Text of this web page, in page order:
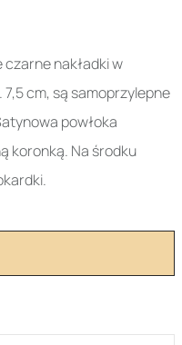
nakładki w
cm, są samoprzylepne
powłoka
koronką. Na środku